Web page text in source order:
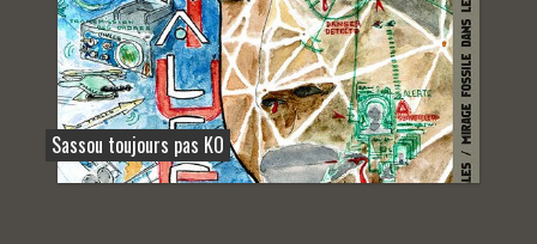
Sassou toujours pas KO